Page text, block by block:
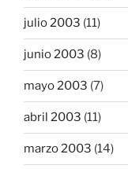
julio 2003 (11)
junio 2003 (8)
mayo 2003 (7)
abril 2003 (11)
marzo 2003 (14)